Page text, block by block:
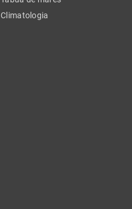
Climatologia